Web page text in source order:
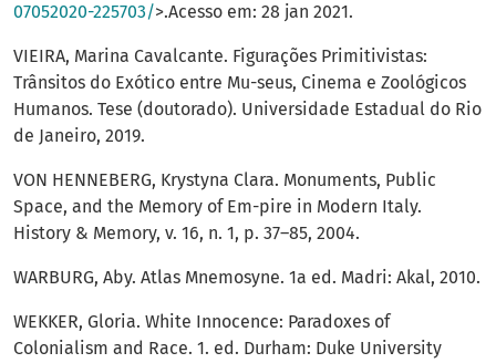
07052020-225703/>.Acesso em: 28 jan 2021.
VIEIRA, Marina Cavalcante. Figurações Primitivistas:
Trânsitos do Exótico entre Mu-seus, Cinema e Zoológicos
Humanos. Tese (doutorado). Universidade Estadual do Rio
de Janeiro, 2019.
VON HENNEBERG, Krystyna Clara. Monuments, Public
Space, and the Memory of Em-pire in Modern Italy.
History & Memory, v. 16, n. 1, p. 37–85, 2004.
WARBURG, Aby. Atlas Mnemosyne. 1a ed. Madri: Akal, 2010.
WEKKER, Gloria. White Innocence: Paradoxes of
Colonialism and Race. 1. ed. Durham: Duke University